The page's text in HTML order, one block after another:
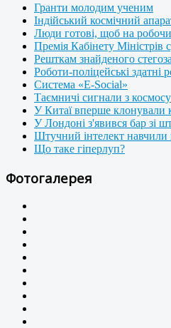
Гранти молодим ученим
Індійський космічний
Люди готові, щоб на
Премія Кабінету
Решткам знайденого
Роботи-поліцейські здатні
Система «E-Social»
Таємничі сигнали з космосу
У Китаї вперше клонували
У Лондоні з'явився бар зі
Штучний інтелект
Що таке гіперлуп?
Фотогалерея